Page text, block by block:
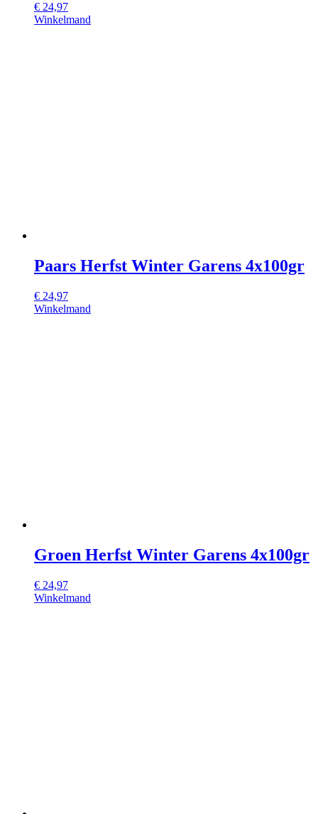
€ 24,97
Winkelmand
Paars Herfst Winter Garens 4x100gr
€ 24,97
Winkelmand
Groen Herfst Winter Garens 4x100gr
€ 24,97
Winkelmand